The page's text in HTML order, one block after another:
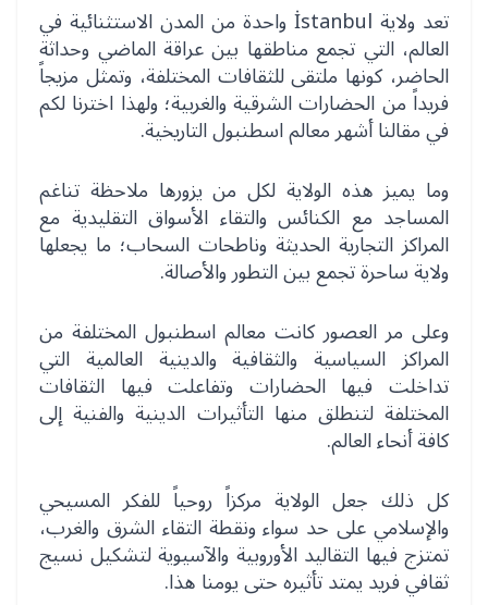
تعد ولاية İstanbul واحدة من المدن الاستثنائية في
العالم، التي تجمع مناطقها بين عراقة الماضي وحداثة
الحاضر، كونها ملتقى للثقافات المختلفة، وتمثل مزيجاً
فريداً من الحضارات الشرقية والغربية؛ ولهذا اخترنا لكم
في مقالنا أشهر معالم اسطنبول التاريخية.
وما يميز هذه الولاية لكل من يزورها ملاحظة تناغم
المساجد مع الكنائس والتقاء الأسواق التقليدية مع
المراكز التجارية الحديثة وناطحات السحاب؛ ما يجعلها
ولاية ساحرة تجمع بين التطور والأصالة.
وعلى مر العصور كانت معالم اسطنبول المختلفة من
المراكز السياسية والثقافية والدينية العالمية التي
تداخلت فيها الحضارات وتفاعلت فيها الثقافات
المختلفة لتنطلق منها التأثيرات الدينية والفنية إلى
كافة أنحاء العالم.
كل ذلك جعل الولاية مركزاً روحياً للفكر المسيحي
والإسلامي على حد سواء ونقطة التقاء الشرق والغرب،
تمتزج فيها التقاليد الأوروبية والآسيوية لتشكيل نسيج
ثقافي فريد يمتد تأثيره حتى يومنا هذا.